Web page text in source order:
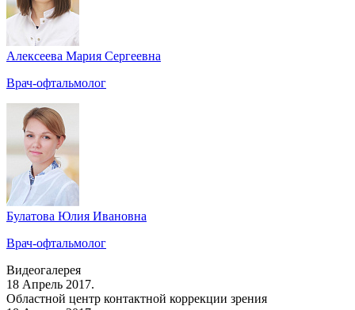
Алексеева Мария Сергеевна
Врач-офтальмолог
Булатова Юлия Ивановна
Врач-офтальмолог
Видеогалерея
18 Апрель 2017.
Областной центр контактной коррекции зрения